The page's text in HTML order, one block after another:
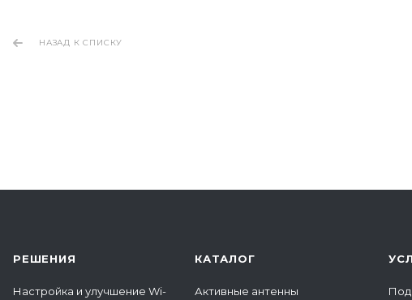
НАЗАД К СПИСКУ
РЕШЕНИЯ
Настройка и улучшение Wi-
КАТАЛОГ
Активные антенны